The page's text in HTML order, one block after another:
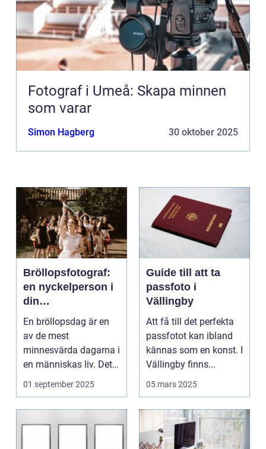
Fotograf i Umeå: Skapa minnen
som varar
Simon Hagberg 30 oktober 2025
Bröllopsfotograf:
en nyckelperson i
din
bröllopsberättelse
En bröllopsdag är en
av de mest
minnesvärda dagarna i
en människas liv. Det
&aum...
01 september 2025
Guide till att ta
passfoto i
Vällingby
Att få till det perfekta
passfotot kan ibland
kännas som en konst. I
Vällingby finns...
05 mars 2025